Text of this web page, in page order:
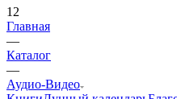
12
Главная
—
Каталог
—
Аудио-Видео